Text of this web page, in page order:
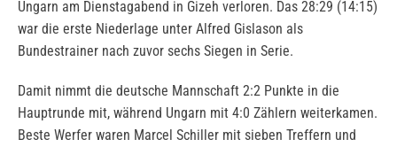
Ungarn am Dienstagabend in Gizeh verloren. Das 28:29 (14:15)
war die erste Niederlage unter Alfred Gislason als
Bundestrainer nach zuvor sechs Siegen in Serie.
Damit nimmt die deutsche Mannschaft 2:2 Punkte in die
Hauptrunde mit, während Ungarn mit 4:0 Zählern weiterkamen.
Beste Werfer waren Marcel Schiller mit sieben Treffern und